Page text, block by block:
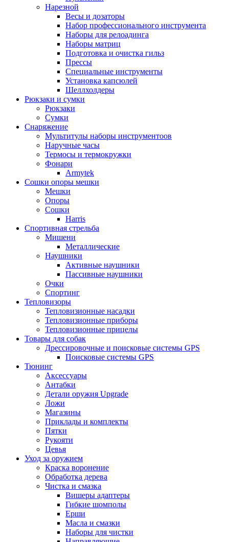
Нарезной
Весы и дозаторы
Набор профессионального инструмента
Наборы для релоадинга
Наборы матриц
Подготовка и очистка гильз
Прессы
Специальные инструменты
Установка капсюлей
Шеллхолдеры
Рюкзаки и сумки
Рюкзаки
Сумки
Снаряжение
Мультитулы наборы инструментоов
Наручные часы
Термосы и термокружки
Фонари
Armytek
Сошки опоры мешки
Мешки
Опоры
Сошки
Harris
Спортивная стрельба
Мишени
Металлические
Наушники
Активные наушники
Пассивные наушники
Очки
Спортинг
Тепловизоры
Тепловизионные насадки
Тепловизионные приборы
Тепловизионные прицелы
Товары для собак
Дрессировочные и поисковые системы GPS
Поисковые системы GPS
Тюнинг
Аксессуары
Антабки
Детали оружия Upgrade
Ложи
Магазины
Приклады и комплекты
Пятки
Рукояти
Цевья
Уход за оружием
Краска воронение
Обработка дерева
Чистка и смазка
Вишеры адаптеры
Гибкие шомполы
Ерши
Масла и смазки
Наборы для чистки